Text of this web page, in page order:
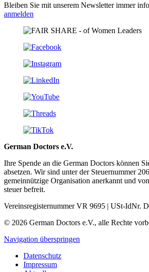
Bleiben Sie mit unserem Newsletter immer
anmelden
German Doctors e.V.
Ihre Spende an die German Doctors können
absetzen. Wir sind unter der Steuer­nummer
gemein­nützige Organisation aner­kannt und
steuer befreit.
Vereinsregisternummer VR 9695 | USt-IdNr.
© 2026 German Doctors e.V., alle Rechte
Navigation überspringen
Datenschutz
Impressum